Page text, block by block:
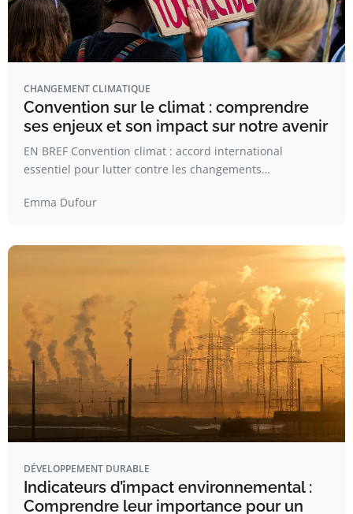
CHANGEMENT CLIMATIQUE
Convention sur le climat : comprendre
ses enjeux et son impact sur notre avenir
EN BREF Convention climat : accord international
essentiel pour lutter contre les changements…
Emma Dufour
DÉVELOPPEMENT DURABLE
Indicateurs d’impact environnemental :
Comprendre leur importance pour un